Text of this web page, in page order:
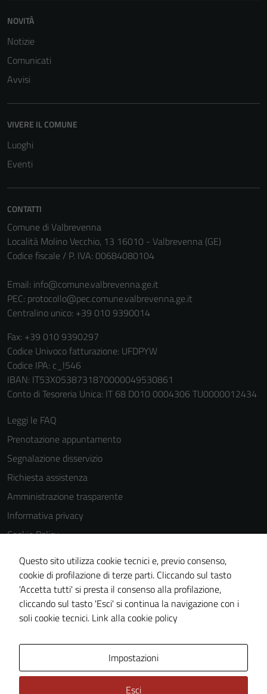
NOVITÀ
Notizie
Comunicati
Avvisi
VIVERE IL COMUNE
Luoghi
Eventi
CONTATTI
Comune di Valbrevenna
Località Molino Vecchio, 13 16010 - Valbrevenna (GE)
Codice fiscale / P. IVA: 00684080104
Email: info@comune.valbrevenna.ge.it
PEC: protocollo@pec.comune.valbrevenna.ge.it
Centralino unico: +39 010 9390014
Fax: +39 010 9390297
Codice Univoco fatturazione: UFDPYW
Codice IPA: c_l546
IBAN: IT53X0538731870000049530861
Conto di Tesoreria Unica: IT 68 D010 0004306 TU0000012434
Leggi le FAQ
Prenotazione appuntamento
Segnalazione disservizio
Richiesta assistenza
Amministrazione trasparente
Informativa privacy
Cookie Policy
Note legali
Dichiarazione di accessibilità
Whistleblowing
Piano di miglioramento del sito
Questo sito utilizza cookie tecnici e, previo consenso,
cookie di profilazione di terze parti. Cliccando sul tasto
'Accetta tutti' si presta il consenso alla profilazione,
cliccando sul tasto 'Esci' si continua la navigazione con i
soli cookie tecnici. Link alla cookie policy
Impostazioni
Esci
personali.
Terze parti
Questi cookie
servizi esterni
Cookie policy
estesa per i
peggiore la
navigazione e
la fruizione
delle
funzionalità
del sito.
Experience